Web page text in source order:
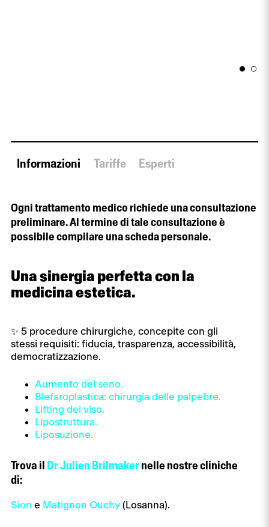
Informazioni Tariffe Esperti
Ogni trattamento medico richiede una consultazione
preliminare. Al termine di tale consultazione è
possibile compilare una scheda personale.
Una sinergia perfetta con la
medicina estetica.
✨ 5 procedure chirurgiche, concepite con gli
stessi requisiti: fiducia, trasparenza, accessibilità,
democratizzazione.
Aumento del seno.
Blefaroplastica: chirurgia delle palpebre.
Lifting del viso.
Lipostruttura.
Liposuzione.
Trova il Dr Julien Brilmakernelle nostre cliniche
di:
Sion e Matignon Ouchy(Losanna).